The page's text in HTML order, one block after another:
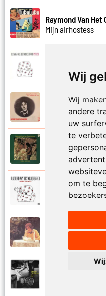
Wij
Wij
andere
uw
te
om te
Raymond Van Het
Mijn airhostess
Mijn leven lang
Raymond Van
Mijn lieve schatje
Raymond Van
Mijn schoolgaande
Raymond Van
Mijnheer de
Raymond Van